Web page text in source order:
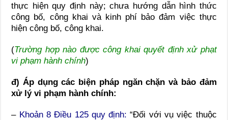
thực hiện quy định này; chưa hướng dẫn hình thức
công bố, công khai và kinh phí bảo đảm việc thực
hiện công bố, công khai.
(Trường hợp nào được công khai quyết định xử phạt
vi phạm hành chính)
đ) Áp dụng các biện pháp ngăn chặn và bảo đảm
xử lý vi phạm hành chính:
–Khoản 8 Điều 125 quy định: “Đối với vụ việc thuộc